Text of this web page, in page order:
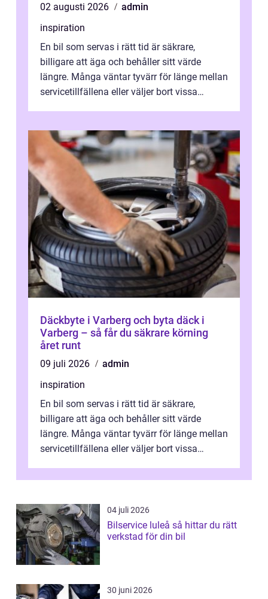
02 augusti 2026
admin
inspiration
En bil som servas i rätt tid är säkrare,
billigare att äga och behåller sitt värde
längre. Många väntar tyvärr för länge mellan
servicetillfällena eller väljer bort vissa
Däckbyte i Varberg och byta däck i
Varberg – så får du säkrare körning
året runt
09 juli 2026
admin
inspiration
En bil som servas i rätt tid är säkrare,
billigare att äga och behåller sitt värde
längre. Många väntar tyvärr för länge mellan
servicetillfällena eller väljer bort vissa
04 juli 2026
Bilservice luleå så hittar du rätt
verkstad för din bil
30 juni 2026